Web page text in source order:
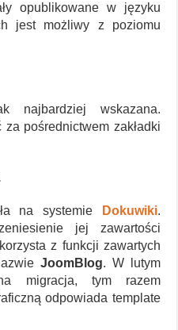
opublikowane w języku
jest możliwy z poziomu
najbardziej wskazana.
pośrednictwem zakładki
na systemie Dokuwiki.
jej zawartości
z funkcji zawartych
JoomBlog. W lutym
migracja, tym razem
odpowiada template